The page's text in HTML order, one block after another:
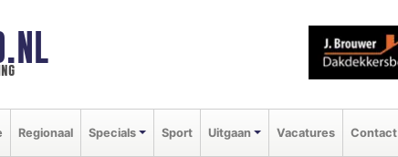
Regionaal Specials Sport Uitgaan Vacatures Contact